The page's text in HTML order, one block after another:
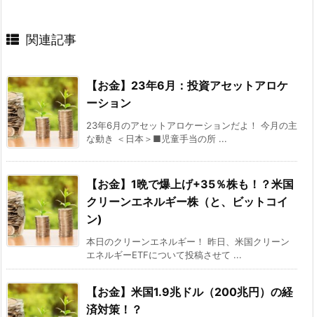
関連記事
【お金】23年6月：投資アセットアロケ
ーション
23年6月のアセットアロケーションだよ！ 今月の主
な動き ＜日本＞■児童手当の所 ...
【お金】1晩で爆上げ+35％株も！？米国
クリーンエネルギー株（と、ビットコイ
ン)
本日のクリーンエネルギー！ 昨日、米国クリーン
エネルギーETFについて投稿させて ...
【お金】米国1.9兆ドル（200兆円）の経
済対策！？